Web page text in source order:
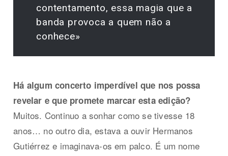
contentamento, essa magia que a
banda provoca a quem não a
conhece»
Há algum concerto imperdível que nos possa
revelar e que promete marcar esta edição?
Muitos. Continuo a sonhar como se tivesse 18
anos… no outro dia, estava a ouvir Hermanos
Gutiérrez e imaginava-os em palco. É um nome